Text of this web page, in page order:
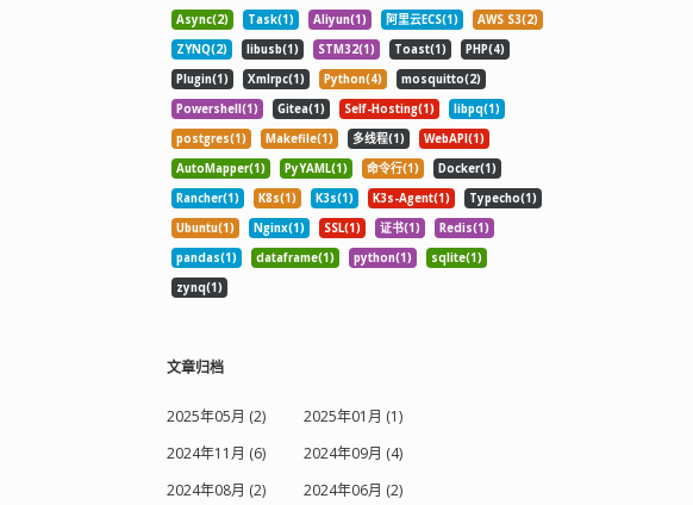
Async(2)
Task(1) Aliyun(1) 阿里云ECS(1)
AWS S3(2)
ZYNQ(2)
libusb(1) STM32(1) Toast(1)
PHP(4)
Plugin(1)
Xmlrpc(1) Python(4)
mosquitto(2)
Powershell(1)
Gitea(1) Self-Hosting(1)
libpq(1)
postgres(1)
Makefile(1) 多线程(1)
WebAPI(1)
AutoMapper(1)
PyYAML(1) 命令行(1)
Docker(1)
Rancher(1)
K8s(1) K3s(1) K3s-Agent(1)
Typecho(1)
Ubuntu(1)
Nginx(1) SSL(1) 证书(1)
Redis(1)
pandas(1)
dataframe(1) python(1)
sqlite(1)
zynq(1)
文章归档
2025年05月 (2)
2025年01月 (1)
2024年11月 (6)
2024年09月 (4)
2024年08月 (2)
2024年06月 (2)